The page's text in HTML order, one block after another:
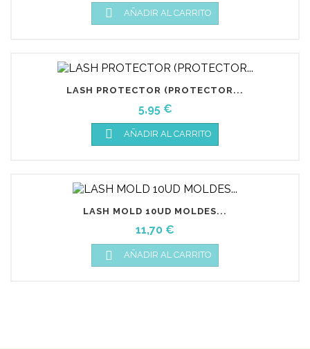
 AÑADIR AL CARRITO
LASH PROTECTOR (PROTECTOR...
Precio
5,95 €
 AÑADIR AL CARRITO
LASH MOLD 10UD MOLDES...
Precio
11,70 €
 AÑADIR AL CARRITO